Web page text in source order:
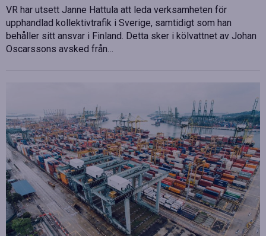
VR har utsett Janne Hattula att leda verksamheten för
upphandlad kollektivtrafik i Sverige, samtidigt som han
behåller sitt ansvar i Finland. Detta sker i kölvattnet av Johan
Oscarssons avsked från…